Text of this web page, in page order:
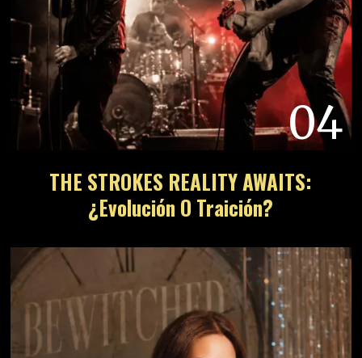
04
THE STROKES REALITY AWAITS:
¿Evolución O Traición?